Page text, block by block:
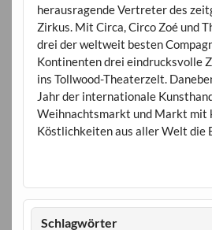
herausragende Vertreter des
Zirkus. Mit Circa, Circo Zoé und
drei der weltweit besten
Kontinenten drei eindrucksvolle
ins Tollwood-Theaterzelt.
Jahr der internationale
Weihnachtsmarkt und Markt mit
Köstlichkeiten aus aller Welt die
Schlagwörter